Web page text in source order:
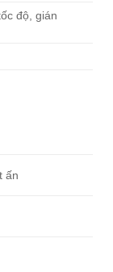
độ, gián
ấn